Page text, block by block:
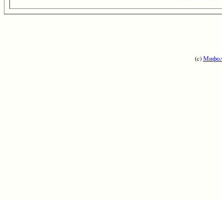
(c)